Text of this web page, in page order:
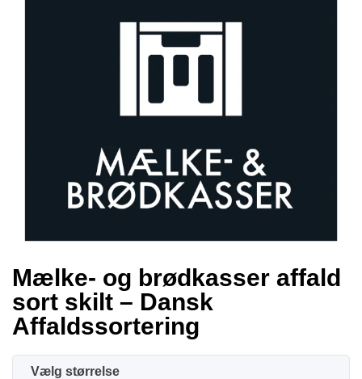
Mælke- og brødkasser affald
sort skilt – Dansk
Affaldssortering
størrelse